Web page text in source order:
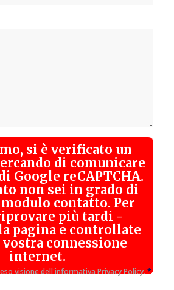
si è verificato un
di comunicare
Google reCAPTCHA.
non sei in grado di
contatto. Per
più tardi -
pagina e controllate
vostra connessione
internet.
visione dell'informativa Privacy Policy. *